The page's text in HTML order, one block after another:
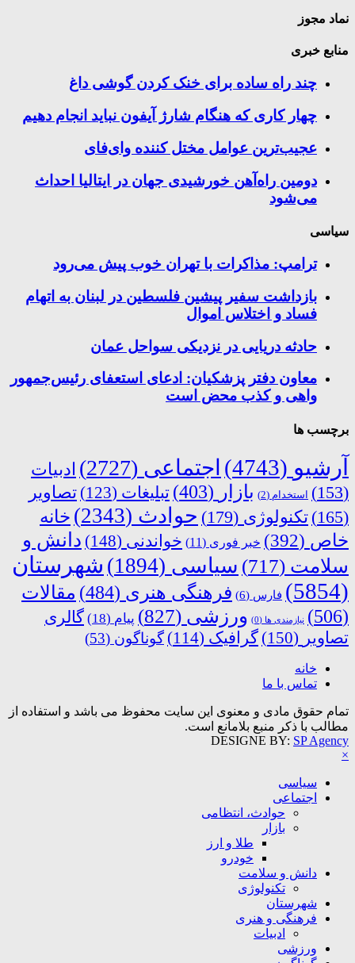
نماد مجوز
منابع خبری
چند راه‌ ساده برای خنک کردن گوشی داغ
چهار کاری که هنگام شارژ آیفون نباید انجام دهیم
عجیب‌ترین عوامل مختل کننده وای‌فای
دومین راه‌آهن خورشیدی جهان در ایتالیا احداث
می‌شود
سیاسی
ترامپ: مذاکرات با تهران خوب پیش می‌رود
بازداشت سفیر پیشین فلسطین در لبنان به اتهام
فساد و اختلاس اموال
حادثه دریایی در نزدیکی سواحل عمان
معاون دفتر پزشکیان: ادعای استعفای رئیس‌جمهور
واهی و کذب محض است
برچسب ها
آرشیو (4743) اجتماعی (2727)
ادبیات
(153)
استخدام (2) بازار (403) تبلیغات (123)
تصاویر
(165)
تکنولوژی (179) حوادث (2343)
خانه
خاص (392) خبر فوری (11) خواندنی (148)
دانش و
سلامت (717) سیاسی (1894)
شهرستان
(5854)
فارس (6) فرهنگی هنری (484)
مقالات
(506)
نیازمندی ها (0) ورزشی (827) پیام (18)
گالری
تصاویر (150) گرافیک (114) گوناگون (53)
خانه
تماس با ما
تمام حقوق مادی و معنوی این سایت محفوظ می باشد و استفاده از
مطالب با ذکر منبع بلامانع است.
DESIGNE BY: SP Agency
×
سیاسی
اجتماعی
حوادث، انتظامی
بازار
طلا و ارز
خودرو
دانش و سلامت
تکنولوژی
شهرستان
فرهنگی و هنری
ادبیات
ورزشی